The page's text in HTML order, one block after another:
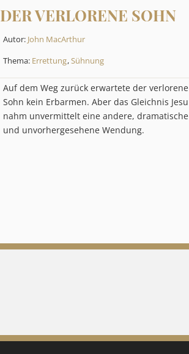
DER VERLORENE SOHN
Autor: John MacArthur
Thema: Errettung,Sühnung
Auf dem Weg zurück erwartete der verlorene
Sohn kein Erbarmen. Aber das Gleichnis Jesu
nahm unvermittelt eine andere, dramatische
und unvorhergesehene Wendung.